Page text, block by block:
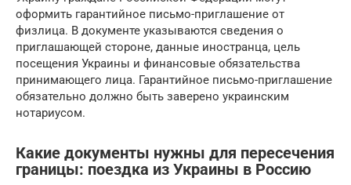
оформить гарантийное письмо-приглашение от
физлица. В документе указываются сведения о
приглашающей стороне, данные иностранца, цель
посещения Украины и финансовые обязательства
принимающего лица. Гарантийное письмо-приглашение
обязательно должно быть заверено украинским
нотариусом.
Какие документы нужны для пересечения
границы: поездка из Украины в Россию